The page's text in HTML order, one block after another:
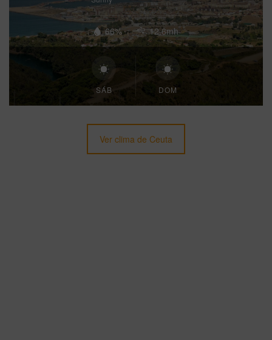
66% 12.6mh
SÁB DOM
Ver clima de Ceuta